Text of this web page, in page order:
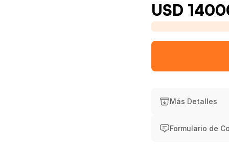
USD
Más Detalles
Formulario de